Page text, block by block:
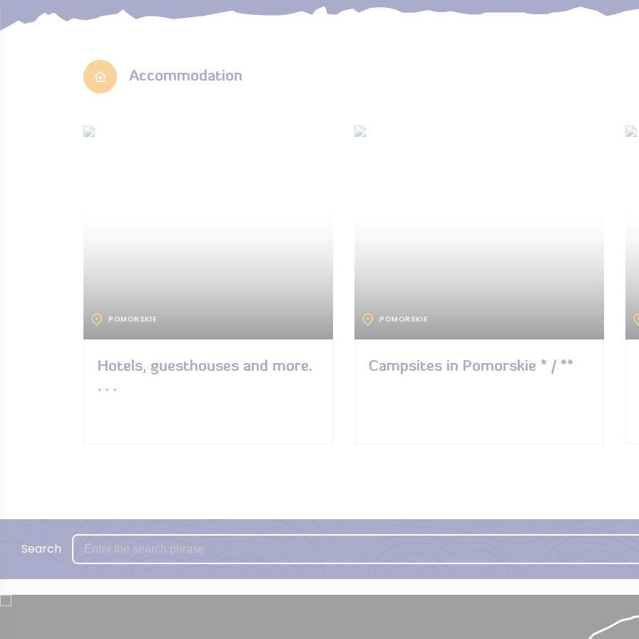
Accommodation
POMORSKIE
Hotels, guesthouses and more.
. . .
POMORSKIE
Campsites in Pomorskie * / **
Search